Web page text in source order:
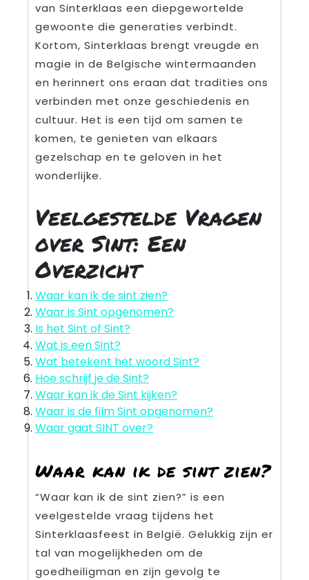
van Sinterklaas een diepgewortelde
gewoonte die generaties verbindt.
Kortom, Sinterklaas brengt vreugde en
magie in de Belgische wintermaanden
en herinnert ons eraan dat tradities ons
verbinden met onze geschiedenis en
cultuur. Het is een tijd om samen te
komen, te genieten van elkaars
gezelschap en te geloven in het
wonderlijke.
Veelgestelde Vragen
over Sint: Een
Overzicht
Waar kan ik de sint zien?
Waar is Sint opgenomen?
Is het Sint of Sint?
Wat is een Sint?
Wat betekent het woord Sint?
Hoe schrijf je de Sint?
Waar kan ik de Sint kijken?
Waar is de film Sint opgenomen?
Waar gaat SINT over?
Waar kan ik de sint zien?
“Waar kan ik de sint zien?” is een
veelgestelde vraag tijdens het
Sinterklaasfeest in België. Gelukkig zijn er
tal van mogelijkheden om de
goedheiligman en zijn gevolg te